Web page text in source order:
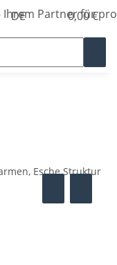
DE 0,00 €